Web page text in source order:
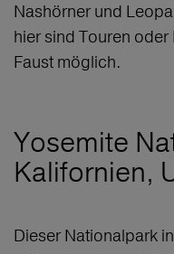
Nashörner und
hier sind Touren
Faust möglich.
Yosemite
Kalifornien,
Dieser Nationalpark